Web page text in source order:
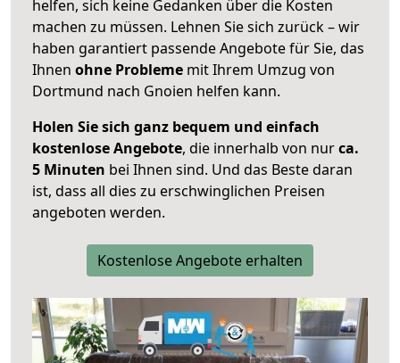
helfen, sich keine Gedanken über die Kosten
machen zu müssen. Lehnen Sie sich zurück – wir
haben garantiert passende Angebote für Sie, das
Ihnen ohne Probleme mit Ihrem Umzug von
Dortmund nach Gnoien helfen kann.
Holen Sie sich ganz bequem und einfach
kostenlose Angebote, die innerhalb von nurca.
5 Minuten bei Ihnen sind. Und das Beste daran
ist, dass all dies zu erschwinglichen Preisen
angeboten werden.
Kostenlose Angebote erhalten